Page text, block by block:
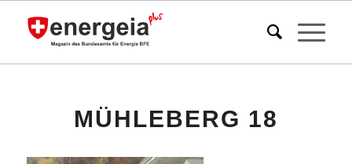
MÜHLEBERG 18